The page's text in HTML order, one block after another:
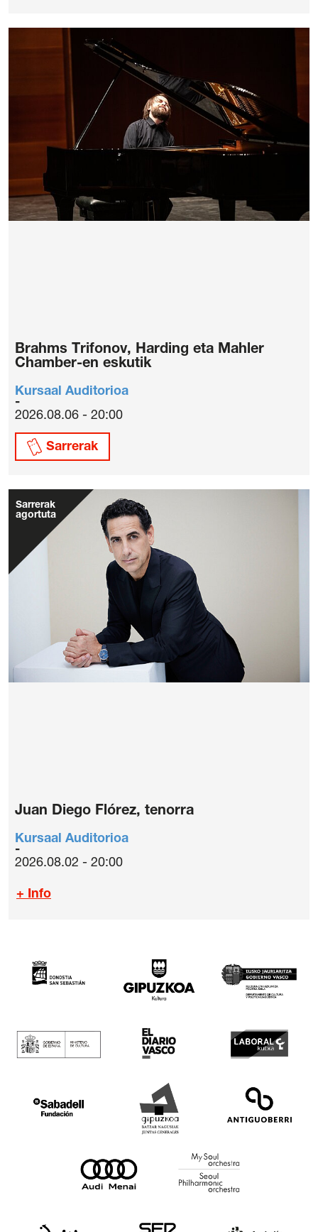
Brahms Trifonov, Harding eta Mahler
Chamber-en eskutik
Kursaal Auditorioa
2026.08.06 - 20:00
Sarrerak
Sarrerak
agortuta
Juan Diego Flórez, tenorra
Kursaal Auditorioa
2026.08.02 - 20:00
+ Info